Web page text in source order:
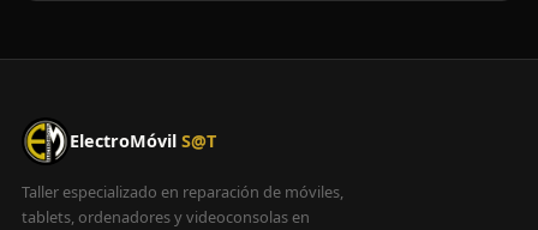
ElectroMóvil S@T
Taller especializado en reparación de móviles,
tablets, ordenadores y videoconsolas en